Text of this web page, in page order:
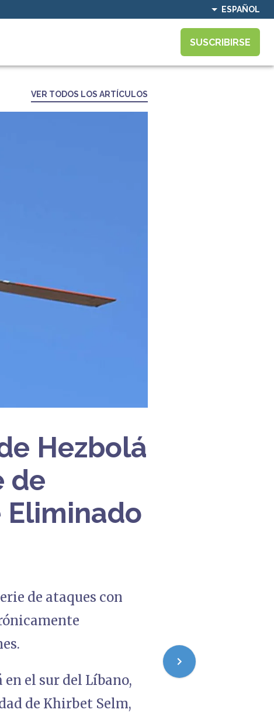
ESPAÑOL
SUSCRIBIRSE
VER TODOS LOS ARTÍCULOS
Hezbolá
de
Eliminado
de ataques con
en el sur del Líbano,
de Khirbet Selm,